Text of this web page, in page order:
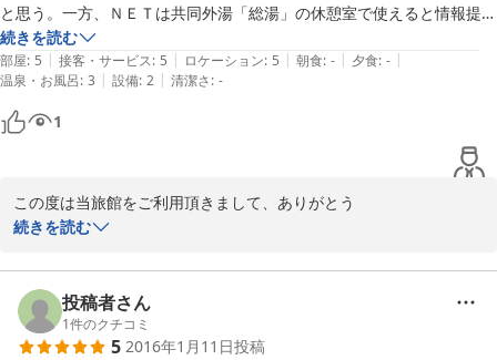
フロント係
2016-10-25
と思う。一方、ＮＥＴは共同外湯「総湯」の休憩室で使えると情報提供
をいただいた。思いＰＣを持参することには抵抗はあったが、ともかく
問題はクリアできた。
続きを読む
部屋: 5 | 接客・サービス: 5 | ロケーション: 5 | 朝食: - | 夕食: - |
温泉・お風呂: 3 | 設備: 2 | 清潔さ: -
1
この度は当旅館をご利用頂きまして、ありがとう
ございました。
に申し訳ございませんでした。
頂戴した貴重なご意見を今後の施設運営に活かして
参りたいと思います。
続きを読む
投稿者さん
1件のクチコミ
5 2016年1月11日投稿